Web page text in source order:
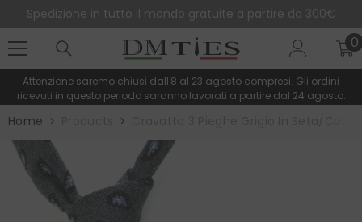
Spedizione in tutto il mondo gratuite a partire da 300€
00
Attenzione saremo chiusi dall'8 al 23 agosto compresi. Gli ordini
ricevuti in questo periodo saranno lavorati a partire dal 24 agosto.
Home